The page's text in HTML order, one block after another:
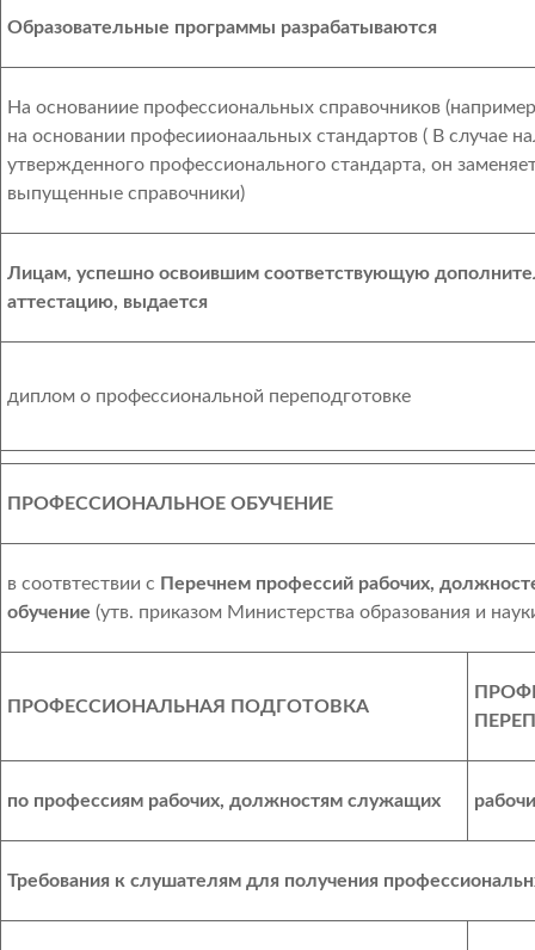
Образовательные программы разрабатываются
На основаниие профессиональных справочников
на основании професиионаальных стандартов ( В случае
утвержденного профессионального стандарта, он
выпущенные справочники)
Лицам, успешно освоившим соответствующую
аттестацию, выдается
диплом о профессиональной переподготовке
ПРОФЕССИОНАЛЬНОЕ ОБУЧЕНИЕ
в соотвтествии с Перечнем профессий рабочих,
обучение (утв. приказом Министерства образования и
ПРОФЕССИОНАЛЬНАЯ ПОДГОТОВКА
по профессиям рабочих, должностям служащих
Требования к слушателям для получения